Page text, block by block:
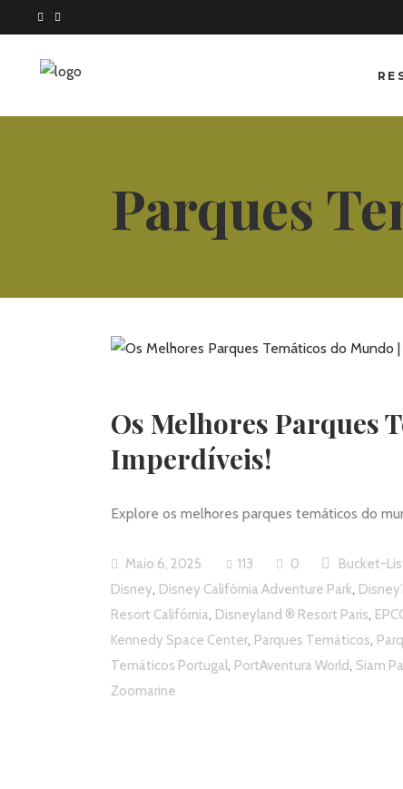
Parques
Os Melhores Parques
Imperdíveis!
Explore os melhores parques temáticos do
Maio 6, 2025 113 0 Bucket-
Disney, Disney Califórnia Adventure Park,
Resort Califórnia, Disneyland ® Resort Paris,
Kennedy Space Center, Parques Temáticos,
Temáticos Portugal , PortAventura World, Siam
Zoomarine